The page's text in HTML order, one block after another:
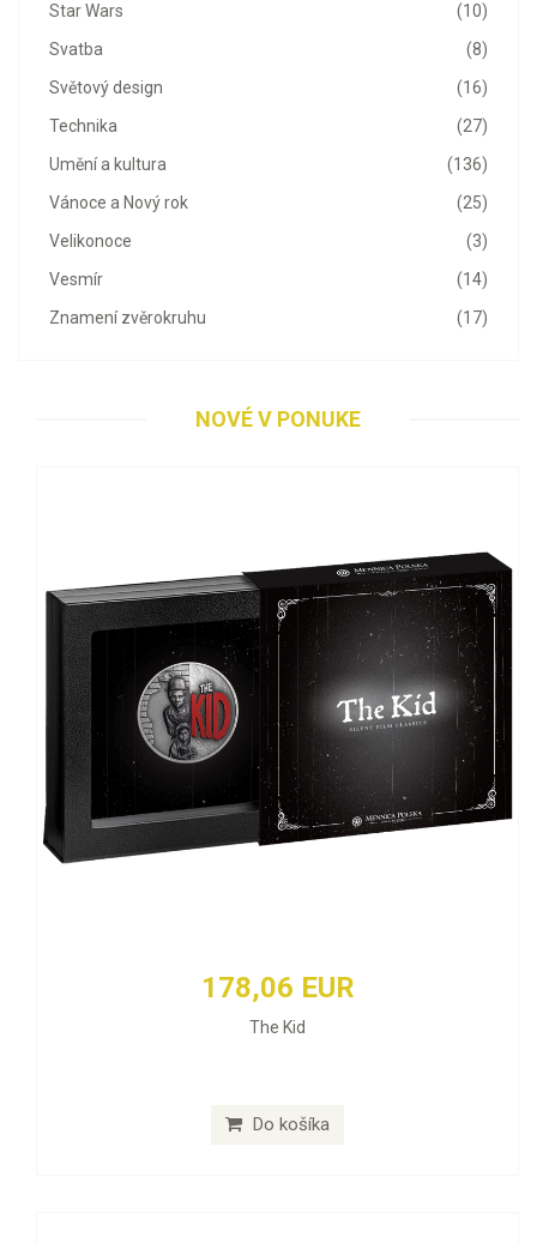
(10)
Star Wars
(8)
Svatba
(16)
Světový design
(27)
Technika
(136)
Umění a kultura
(25)
Vánoce a Nový rok
(3)
Velikonoce
(14)
Vesmír
(17)
Znamení zvěrokruhu
NOVÉ V PONUKE
178,06 EUR
The Kid
Do košíka